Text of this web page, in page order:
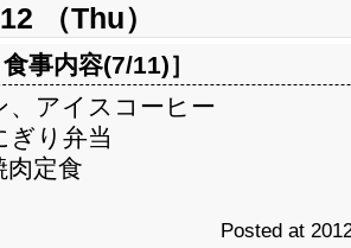
（Thu）
食事内容(7/11)］
、アイスコーヒー
ぎり弁当
肉定食
Posted at